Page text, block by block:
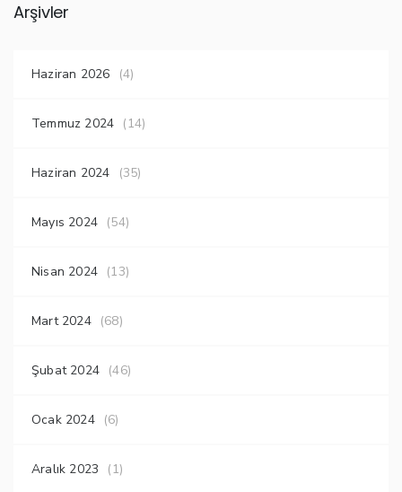
Arşivler
Haziran 2026 (4)
Temmuz 2024 (14)
Haziran 2024 (35)
Mayıs 2024 (54)
Nisan 2024 (13)
Mart 2024 (68)
Şubat 2024 (46)
Ocak 2024 (6)
Aralık 2023 (1)